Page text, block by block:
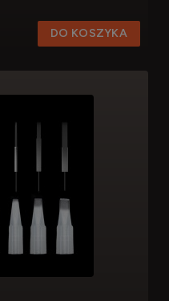
DO KOSZYKA